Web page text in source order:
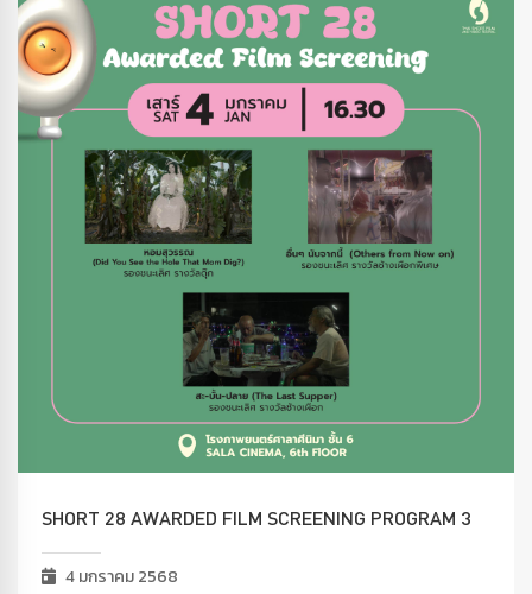
SHORT 28 AWARDED FILM SCREENING PROGRAM 3
4 มกราคม 2568